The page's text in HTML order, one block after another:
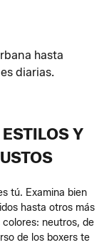
hasta
diarias.
Y
tú. Examina bien
hasta otros más
neutros, de
de los boxers te